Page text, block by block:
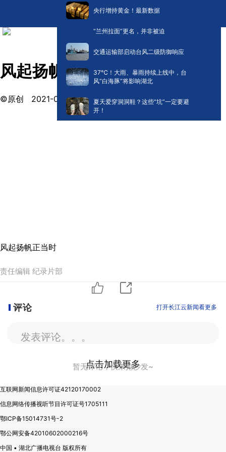
央行增持黄金！最新数据
“兰州拉面”更名，并非被迫
交通运输部启动台风二级防御响应
​37℃！大雨、暴雨持续上线中，台
风“白海豚”将影响湖北
夏天爱穿洞洞鞋？这些“坑”一定要避
开！
风起扬帆正当时
©原创 2021-01-17 15:13
风起扬帆正当时
责任编辑 纪录片部
评论 打开长江云新闻看更多
发表评论。。。
暂无评论，快来抢沙发~
点击加载更多
互联网新闻信息许可证42120170002
信息网络传播视听节目许可证号1705111
鄂ICP备15014731号-2
鄂公网安备42010602000216号
中国 • 湖北广播电视台 版权所有